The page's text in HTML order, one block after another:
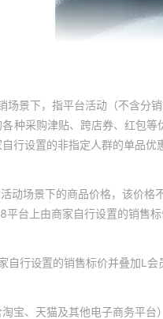
场景下，指平台活动（不含分
种采购津贴、跨店券、红包
行设置的非指定人群的单品
动场景下的商品价格，该价格
平台上由商家自行设置的销售
行设置的销售标价并叠加L会
宝、天猫及其他电子商务平台